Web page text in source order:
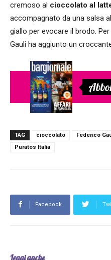
cremoso al cioccolato al
accompagnato da una salsa
giallo per evocare il brodo.
Gauli ha aggiunto un
TAG cioccolato Federico
Puratos Italia
Facebook
Leggi anche